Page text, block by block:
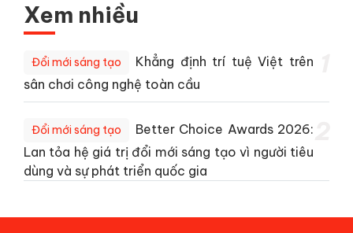
Xem nhiều
Đổi mới sáng tạo
Khẳng định trí tuệ Việt trên
sân chơi công nghệ toàn cầu
Đổi mới sáng tạo
Better Choice Awards 2026:
Lan tỏa hệ giá trị đổi mới sáng tạo vì người tiêu
dùng và sự phát triển quốc gia